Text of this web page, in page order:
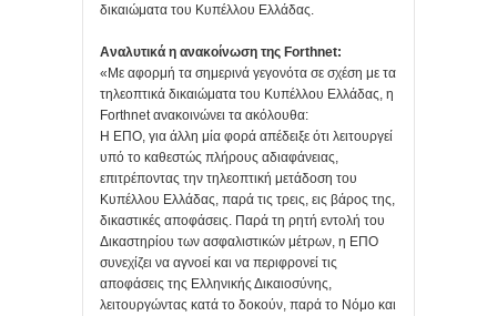
δικαιώματα του Κυπέλλου Ελλάδας.
Αναλυτικά η ανακοίνωση της Forthnet:
«Με αφορμή τα σημερινά γεγονότα σε σχέση με τα
τηλεοπτικά δικαιώματα του Κυπέλλου Ελλάδας, η
Forthnet ανακοινώνει τα ακόλουθα:
Η ΕΠΟ, για άλλη μία φορά απέδειξε ότι λειτουργεί
υπό το καθεστώς πλήρους αδιαφάνειας,
επιτρέποντας την τηλεοπτική μετάδοση του
Κυπέλλου Ελλάδας, παρά τις τρεις, εις βάρος της,
δικαστικές αποφάσεις. Παρά τη ρητή εντολή του
Δικαστηρίου των ασφαλιστικών μέτρων, η ΕΠΟ
συνεχίζει να αγνοεί και να περιφρονεί τις
αποφάσεις της Ελληνικής Δικαιοσύνης,
λειτουργώντας κατά το δοκούν, παρά το Νόμο και